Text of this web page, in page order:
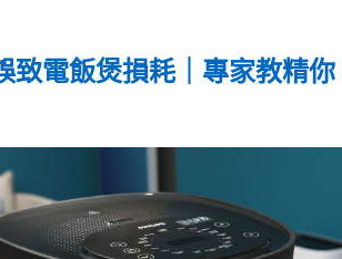
致電飯煲損耗｜專家教精你